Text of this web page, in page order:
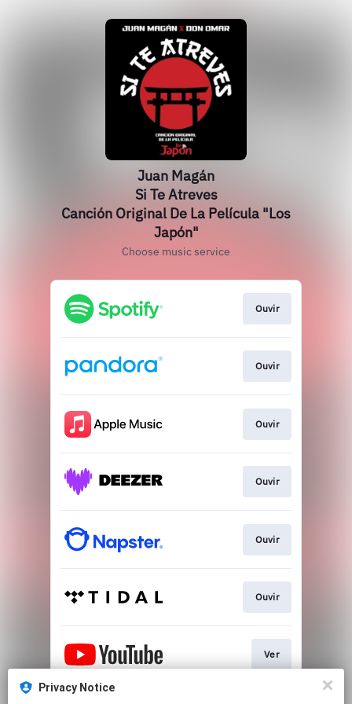
Juan Magán
Si Te Atreves
Canción Original De La Película "Los
Japón"
Choose music service
Ouvir
Ouvir
Ouvir
Ouvir
Ouvir
Ouvir
Ver
Privacy Notice